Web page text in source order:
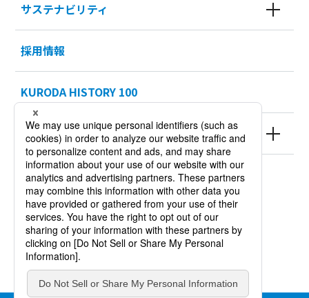
サステナビリティ
採用情報
KURODA HISTORY 100
製品情報
サイトポリシー
個人情報保護方針
サイトマップ